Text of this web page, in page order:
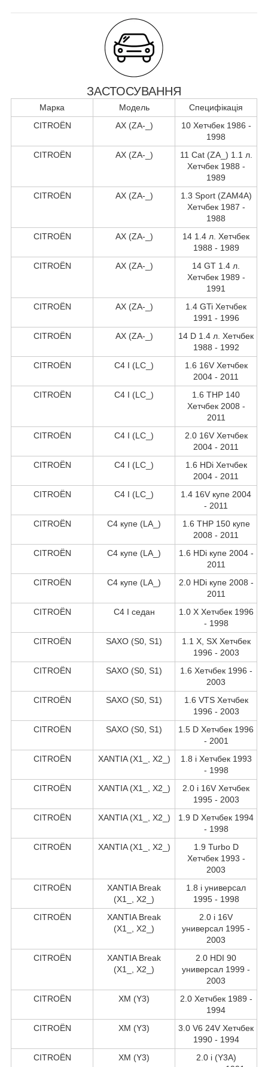
ЗАСТОСУВАННЯ
Марка Модель
Специфікація
CITROËN
AX (ZA-_)
10 Хетчбек 1986 -
1998
CITROËN
AX (ZA-_)
11 Cat (ZA_) 1.1 л.
Хетчбек 1988 -
1989
CITROËN
AX (ZA-_)
1.3 Sport (ZAM4A)
Хетчбек 1987 -
1988
CITROËN
AX (ZA-_)
14 1.4 л. Хетчбек
1988 - 1989
CITROËN
AX (ZA-_)
14 GT 1.4 л.
Хетчбек 1989 -
1991
CITROËN
AX (ZA-_)
1.4 GTi Хетчбек
1991 - 1996
CITROËN
AX (ZA-_)
14 D 1.4 л. Хетчбек
1988 - 1992
CITROËN
C4 I (LC_)
1.6 16V Хетчбек
2004 - 2011
CITROËN
C4 I (LC_)
1.6 THP 140
Хетчбек 2008 -
2011
CITROËN
C4 I (LC_)
2.0 16V Хетчбек
2004 - 2011
CITROËN
C4 I (LC_)
1.6 HDi Хетчбек
2004 - 2011
CITROËN
C4 I (LC_)
1.4 16V купе 2004
- 2011
CITROËN
C4 купе (LA_)
1.6 THP 150 купе
2008 - 2011
CITROËN
C4 купе (LA_)
1.6 HDi купе 2004 -
2011
CITROËN
C4 купе (LA_)
2.0 HDi купе 2008 -
2011
CITROËN
C4 I седан
1.0 X Хетчбек 1996
- 1998
CITROËN
SAXO (S0, S1)
1.1 X, SX Хетчбек
1996 - 2003
CITROËN
SAXO (S0, S1)
1.6 Хетчбек 1996 -
2003
CITROËN
SAXO (S0, S1)
1.6 VTS Хетчбек
1996 - 2003
CITROËN
SAXO (S0, S1)
1.5 D Хетчбек 1996
- 2001
CITROËN
XANTIA (X1_, X2_)
1.8 i Хетчбек 1993
- 1998
CITROËN
XANTIA (X1_, X2_)
2.0 i 16V Хетчбек
1995 - 2003
CITROËN
XANTIA (X1_, X2_)
1.9 D Хетчбек 1994
- 1998
CITROËN
XANTIA (X1_, X2_)
1.9 Turbo D
Хетчбек 1993 -
2003
CITROËN
XANTIA Break
(X1_, X2_)
1.8 i универсал
1995 - 1998
CITROËN
XANTIA Break
(X1_, X2_)
2.0 i 16V
универсал 1995 -
2003
CITROËN
XANTIA Break
(X1_, X2_)
2.0 HDI 90
универсал 1999 -
2003
CITROËN
XM (Y3)
2.0 Хетчбек 1989 -
1994
CITROËN
XM (Y3)
3.0 V6 24V Хетчбек
1990 - 1994
CITROËN
XM (Y3)
2.0 i (Y3A)